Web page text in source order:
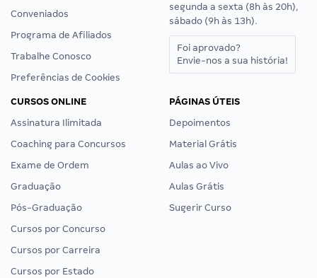
Conveniados
Programa de Afiliados
Trabalhe Conosco
Preferências de Cookies
segunda a sexta (8h às 20h),
sábado (9h às 13h).
Foi aprovado?
Envie-nos a sua história!
CURSOS ONLINE
Assinatura Ilimitada
Coaching para Concursos
Exame de Ordem
Graduação
Pós-Graduação
Cursos por Concurso
Cursos por Carreira
Cursos por Estado
PÁGINAS ÚTEIS
Depoimentos
Material Grátis
Aulas ao Vivo
Aulas Grátis
Sugerir Curso